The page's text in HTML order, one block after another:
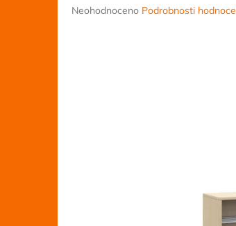
Průměrné
Neohodnoceno Podrobnosti